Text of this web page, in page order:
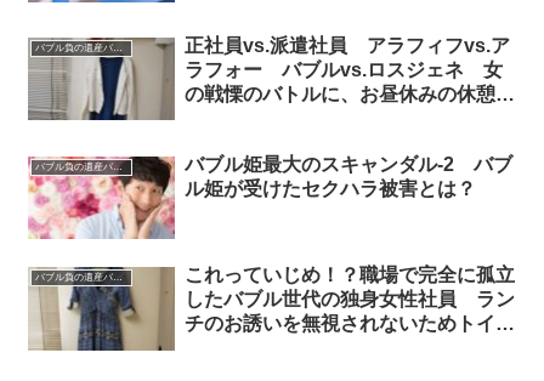
バブル負の遺産バブル姫
正社員vs.派遣社員 アラフィフvs.ア
ラフォー バブルvs.ロスジェネ 女
の戦慄のバトルに、お昼休みの休憩室
バブル負の遺産バブル姫
バブル姫最大のスキャンダル-2 バブ
ル姫が受けたセクハラ被害とは？
バブル負の遺産バブル姫
これっていじめ！？職場で完全に孤立
したバブル世代の独身女性社員 ラン
チのお誘いを無視されないためトイレ